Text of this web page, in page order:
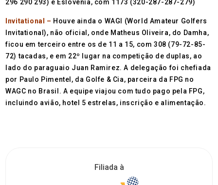
296 290 293) e Eslovênia, com 1173 (320-287-287-279)
Invitational – Houve ainda o WAGI (World Amateur Golfers
Invitational), não oficial, onde Matheus Oliveira, do Damha,
ficou em terceiro entre os de 11 a 15, com 308 (79-72-85-
72) tacadas, e em 22º lugar na competição de duplas, ao
lado do paraguaio Juan Ramirez. A delegação foi chefiada
por Paulo Pimentel, da Golfe & Cia, parceira da FPG no
WAGC no Brasil. A equipe viajou com tudo pago pela FPG,
incluindo avião, hotel 5 estrelas, inscrição e alimentação.
Filiada à